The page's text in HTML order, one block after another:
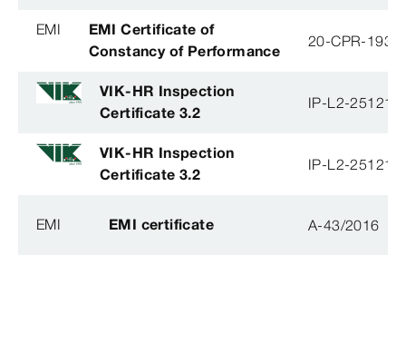
EMI
EMI Certificate of
Constancy of Performance
20-CPR-193-
VIK-HR Inspection
Certificate 3.2
IP-L2-
VIK-HR Inspection
Certificate 3.2
IP-L2-
EMI EMI certificate A-43/2016